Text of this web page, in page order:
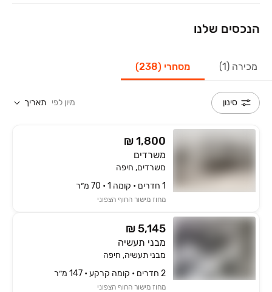
הנכסים שלנו
מכירה (1) מסחרי (238)
סינון מיון לפי תאריך
₪ 1,800
משרדים
משרדים, חיפה
1 חדרים • קומה ‎1‏ • 70 מ״ר
מחוז מישור החוף הצפוני
₪ 5,145
מבני תעשיה
מבני תעשיה, חיפה
2 חדרים • קומה ‎קרקע‏ • 147 מ״ר
מחוז מישור החוף הצפוני